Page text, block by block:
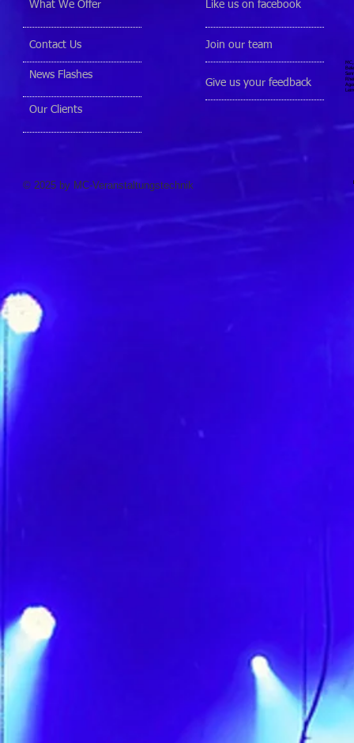
What We Offer
Contact Us
News Flashes
Our Clients
Like us on facebook
Join our team
Give us your feedback
© 2025 by MC-Veranstaltungstechnik